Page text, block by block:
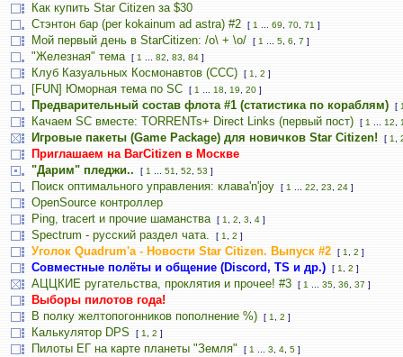
Как купить Star Citizen за $30
Стэнтон бар (per kokainum ad astra) #2
[ 1 69 70 71 ]
Мой первый день в StarCitizen: /о\ + \o/ [ 1 5 6 7 ]
"Железная" тема [ 1 82 83 84 ]
Клуб Казуальных Космонавтов (CCC) [ 1 2 ]
[FUN] Юморная тема по SC [ 1 18 19 20 ]
Предварительный состав флота #1 (статистика по кораблям) [
Качаем SC вместе: TORRENTs+ Direct Links (первый пост) [ 1 12
Игровые пакеты (Game Package) для новичков Star Citizen! [ 1
Приглашаем на BarCitizen в Москве
"Дарим" пледжи..
[ 1 51 52 53 ]
Поиск оптимального управления: клава'n'joy [ 1 22 23 24 ]
OpenSource контроллер
Ping, tracert и прочие шаманства
[ 1 2 3 4 ]
Spectrum - русский раздел чата. [ 1 2 ]
Уголок Quadrum'а - Новости Star Citizen. Выпуск #2 [ 1 2 ]
Совместные полёты и общение (Discord, TS и др.) [ 1 2 ]
АЦЦКИЕ ругательства, проклятия и прочее! #3 [ 1 35 36 37 ]
Выборы пилотов года!
В полку желтопогонников пополнение %)
[ 1 2 ]
Калькулятор DPS [ 1 2 ]
Пилоты ЕГ на карте планеты "Земля" [ 1 3 4 5 ]